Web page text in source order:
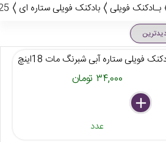
بـادکنک فویلی بادکنک فویلی ستاره ای 25
فویلی ستاره آبی شبرنگ مات 18اینچ
۳۴,۰۰۰ تومان
delete
remove
add
عدد